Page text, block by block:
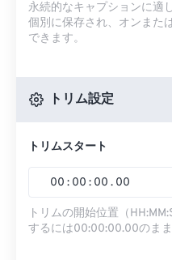
永続的なキャプションに適
個別に保存され、オンまた
できます。
トリム設定
トリムスタート
00 : 00 : 00 . 00
トリムの開始位置（
するには00:00:00.00のまま